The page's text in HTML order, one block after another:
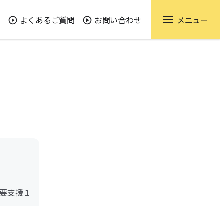
よくあるご質問 お問い合わせ メニュー
支援１